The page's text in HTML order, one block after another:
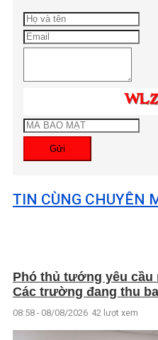
Gửi
TIN CÙNG CHUYÊN
Phó thủ tướng yêu cầu
Các trường đang thu
08:58 - 08/08/2026 42 lượt xem